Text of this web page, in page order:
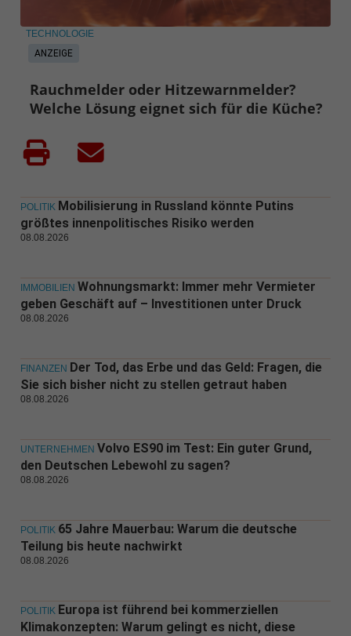
ANZEIGE
TECHNOLOGIE
Rauchmelder oder Hitzewarnmelder?
Welche Lösung eignet sich für die Küche?
POLITIK Mobilisierung in Russland könnte Putins
größtes innenpolitisches Risiko werden
08.08.2026
IMMOBILIEN Wohnungsmarkt: Immer mehr Vermieter
geben Geschäft auf – Investitionen unter Druck
08.08.2026
FINANZEN Der Tod, das Erbe und das Geld: Fragen, die
Sie sich bisher nicht zu stellen getraut haben
08.08.2026
UNTERNEHMEN Volvo ES90 im Test: Ein guter Grund,
den Deutschen Lebewohl zu sagen?
08.08.2026
POLITIK 65 Jahre Mauerbau: Warum die deutsche
Teilung bis heute nachwirkt
08.08.2026
POLITIK Europa ist führend bei kommerziellen
Klimakonzepten: Warum gelingt es nicht, diese